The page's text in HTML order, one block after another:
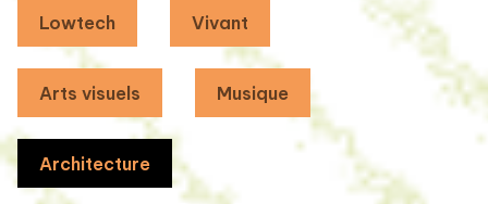
Lowtech Vivant
Arts visuels Musique
Architecture